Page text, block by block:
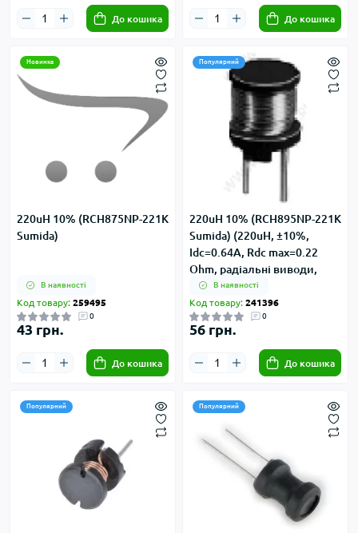
До кошика До кошика
Новинка
220uH 10% (RCH875NP-221K
Sumida)
В наявності
Код товару: 259495
0
43 грн.
До кошика
Популярний
220uH 10% (RCH895NP-221K
Sumida) (220uH, ±10%,
Idc=0.64А, Rdc max=0.22
Ohm, радіальні виводи,
d=8.3mm, h=9.5mm)
В наявності
Код товару: 241396
0
56 грн.
До кошика
Популярний Популярний